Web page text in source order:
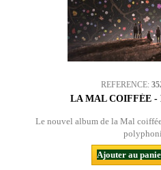
REFERENCE:
LA MAL COIFFÉE
Le nouvel album de la Mal
Ajouter au